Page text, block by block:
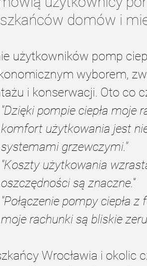
domów i
użytkowników pomp
wyborem,
i konserwacji. Oto co
"Dzięki pompie ciepła moje
komfort użytkowania jest
systemami grzewczymi."
"Koszty użytkowania
oszczędności są znaczne."
"Połączenie pompy ciepła
moje rachunki są bliskie
Wrocławia i okolic